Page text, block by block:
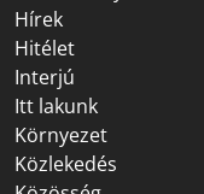
Hírek
Hitélet
Interjú
Itt lakunk
Környezet
Közlekedés